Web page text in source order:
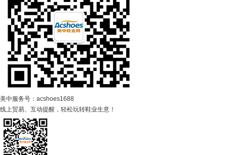
美中服务号：acshoes1688
线上贸易、互动提醒，轻松玩转鞋业生意！